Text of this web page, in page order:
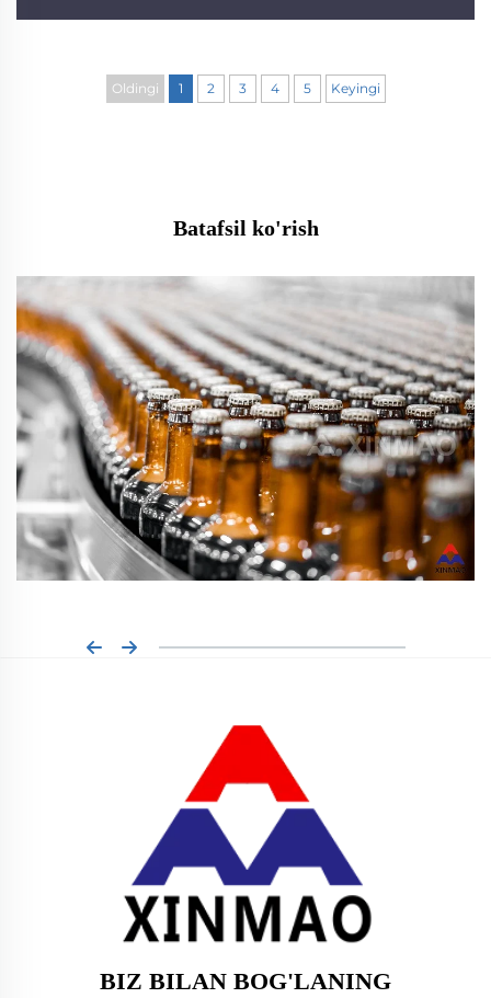
Oldingi 1 2 3 4 5 Keyingi
Batafsil ko'rish
BIZ BILAN BOG'LANING